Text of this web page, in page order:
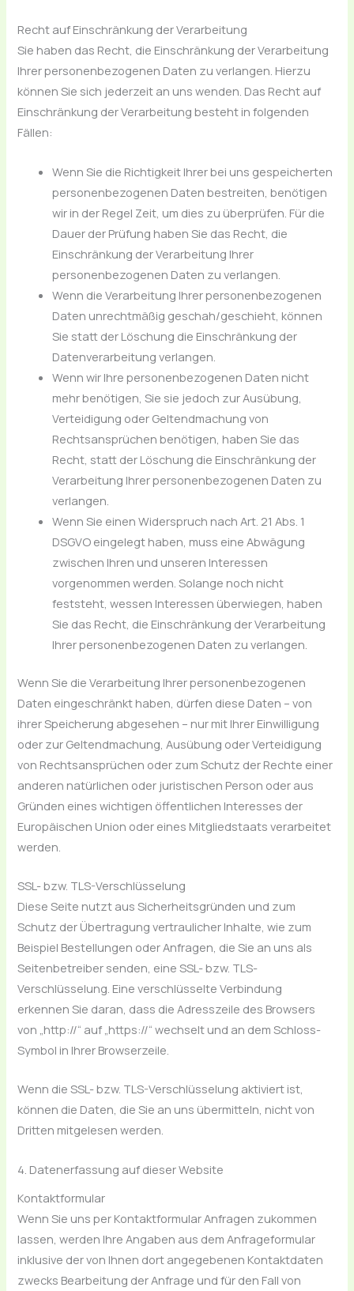
Recht auf Einschränkung der Verarbeitung
Sie haben das Recht, die Einschränkung der Verarbeitung
Ihrer personenbezogenen Daten zu verlangen. Hierzu
können Sie sich jederzeit an uns wenden. Das Recht auf
Einschränkung der Verarbeitung besteht in folgenden
Fällen:
Wenn Sie die Richtigkeit Ihrer bei uns gespeicherten
personenbezogenen Daten bestreiten, benötigen
wir in der Regel Zeit, um dies zu überprüfen. Für die
Dauer der Prüfung haben Sie das Recht, die
Einschränkung der Verarbeitung Ihrer
personenbezogenen Daten zu verlangen.
Wenn die Verarbeitung Ihrer personenbezogenen
Daten unrechtmäßig geschah/geschieht, können
Sie statt der Löschung die Einschränkung der
Datenverarbeitung verlangen.
Wenn wir Ihre personenbezogenen Daten nicht
mehr benötigen, Sie sie jedoch zur Ausübung,
Verteidigung oder Geltendmachung von
Rechtsansprüchen benötigen, haben Sie das
Recht, statt der Löschung die Einschränkung der
Verarbeitung Ihrer personenbezogenen Daten zu
verlangen.
Wenn Sie einen Widerspruch nach Art. 21 Abs. 1
DSGVO eingelegt haben, muss eine Abwägung
zwischen Ihren und unseren Interessen
vorgenommen werden. Solange noch nicht
feststeht, wessen Interessen überwiegen, haben
Sie das Recht, die Einschränkung der Verarbeitung
Ihrer personenbezogenen Daten zu verlangen.
Wenn Sie die Verarbeitung Ihrer personenbezogenen
Daten eingeschränkt haben, dürfen diese Daten – von
ihrer Speicherung abgesehen – nur mit Ihrer Einwilligung
oder zur Geltendmachung, Ausübung oder Verteidigung
von Rechtsansprüchen oder zum Schutz der Rechte einer
anderen natürlichen oder juristischen Person oder aus
Gründen eines wichtigen öffentlichen Interesses der
Europäischen Union oder eines Mitgliedstaats verarbeitet
werden.
SSL- bzw. TLS-Verschlüsselung
Diese Seite nutzt aus Sicherheitsgründen und zum
Schutz der Übertragung vertraulicher Inhalte, wie zum
Beispiel Bestellungen oder Anfragen, die Sie an uns als
Seitenbetreiber senden, eine SSL- bzw. TLS-
Verschlüsselung. Eine verschlüsselte Verbindung
erkennen Sie daran, dass die Adresszeile des Browsers
von „http://“ auf „https://“ wechselt und an dem Schloss-
Symbol in Ihrer Browserzeile.
Wenn die SSL- bzw. TLS-Verschlüsselung aktiviert ist,
können die Daten, die Sie an uns übermitteln, nicht von
Dritten mitgelesen werden.
4. Datenerfassung auf dieser Website
Kontaktformular
Wenn Sie uns per Kontaktformular Anfragen zukommen
lassen, werden Ihre Angaben aus dem Anfrageformular
inklusive der von Ihnen dort angegebenen Kontaktdaten
zwecks Bearbeitung der Anfrage und für den Fall von